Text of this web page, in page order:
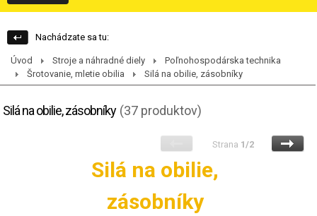
Nachádzate sa tu:
Úvod Stroje a náhradné diely
Poľnohospodárska technika
Šrotovanie, mletie obilia
Silá na obilie, zásobníky
Silá na obilie, zásobníky (37 produktov)
Strana 1/2
Silá na obilie,
zásobníky